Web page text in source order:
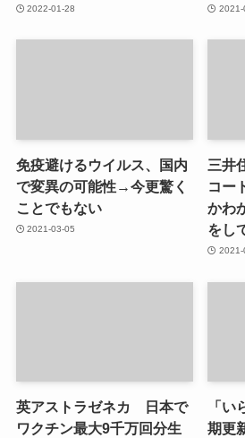
2022-01-28 2021-
免疫避けるウイルス、国内
で変異の可能性→今更驚く
ことでもない
2021-03-05
三井
コー
かわ
をし
2021-
英アストラゼネカ 日本で
ワクチン最大9千万回分生
「
期更